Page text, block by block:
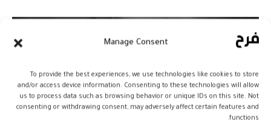
Manage Consent
To provide the best experiences, we use technologies like cookies to store
and/or access device information. Consenting to these technologies will allow
us to process data such as browsing behavior or unique IDs on this site. Not
consenting or withdrawing consent, may adversely affect certain features and
functions.